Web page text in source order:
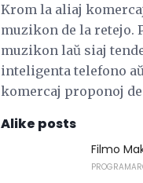
Krom la aliaj
muzikon de la retejo.
muzikon laŭ siaj
inteligenta telefono
komercaj proponoj
Alike posts
Filmo